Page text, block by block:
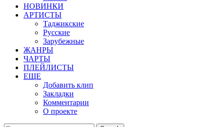
НОВИНКИ
АРТИСТЫ
Таджикские
Русские
Зарубежные
ЖАНРЫ
ЧАРТЫ
ПЛЕЙЛИСТЫ
ЕЩЕ
Добавить клип
Закладки
Комментарии
О проекте